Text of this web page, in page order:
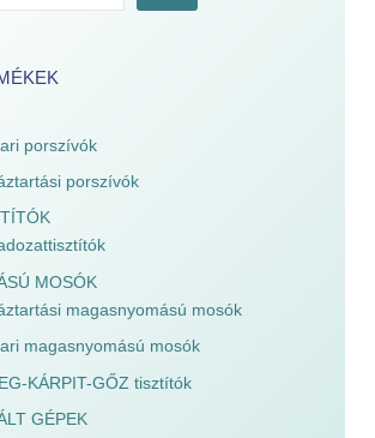
porszívók
porszívók
MOSÓK
magasnyomású mosók
magasnyomású mosók
KÁRPIT-GŐZ tisztítók
GÉPEK